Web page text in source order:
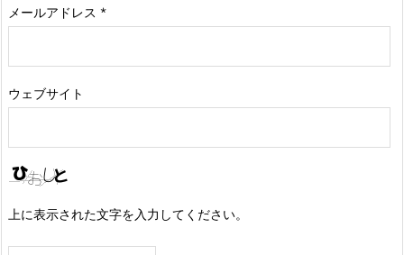
メールアドレス *
ウェブサイト
上に表示された文字を入力してください。